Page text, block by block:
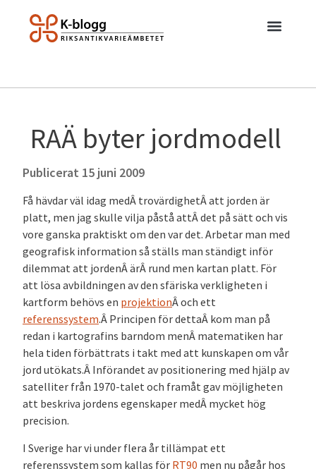
RAÄ byter jordmodell
Publicerat 15 juni 2009
Få hävdar väl idag medÂ trovärdighetÂ att jorden är
platt, men jag skulle vilja påstå attÂ det på sätt och vis
vore ganska praktiskt om den var det. Arbetar man med
geografisk information så ställs man ständigt inför
dilemmat att jordenÂ ärÂ rund men kartan platt. För
att lösa avbildningen av den sfäriska verkligheten i
kartform behövs en projektionÂ och ett
referenssystem.Â Principen för dettaÂ kom man på
redan i kartografins barndom menÂ matematiken har
hela tiden förbättrats i takt med att kunskapen om vår
jord utökats.Â Införandet av positionering med hjälp av
satelliter från 1970-talet och framåt gav möjligheten
att beskriva jordens egenskaper medÂ mycket hög
precision.
I Sverige har vi under flera år tillämpat ett
referenssystem som kallas för RT90 men nu pågår hos